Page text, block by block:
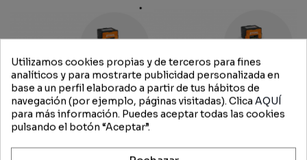
Utilizamos cookies propias y de terceros para fines
analíticos y para mostrarte publicidad personalizada en
base a un perfil elaborado a partir de tus hábitos de
navegación (por ejemplo, páginas visitadas). Clica AQUÍ
para más información. Puedes aceptar todas las cookies
pulsando el botón “Aceptar”.